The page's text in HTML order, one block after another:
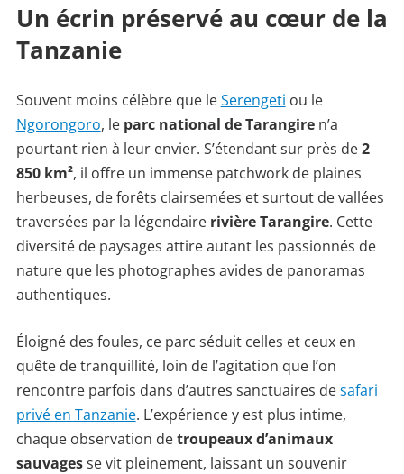
Un écrin préservé au cœur de la
Tanzanie
Souvent moins célèbre que leSerengeti ou le
Ngorongoro, le parc national de Tarangiren’a
pourtant rien à leur envier. S’étendant sur près de2
850 km², il offre un immense patchwork de plaines
herbeuses, de forêts clairsemées et surtout de vallées
traversées par la légendaire rivière Tarangire. Cette
diversité de paysages attire autant les passionnés de
nature que les photographes avides de panoramas
authentiques.
Éloigné des foules, ce parc séduit celles et ceux en
quête de tranquillité, loin de l’agitation que l’on
rencontre parfois dans d’autres sanctuaires desafari
privé en Tanzanie. L’expérience y est plus intime,
chaque observation detroupeaux d’animaux
sauvagesse vit pleinement, laissant un souvenir